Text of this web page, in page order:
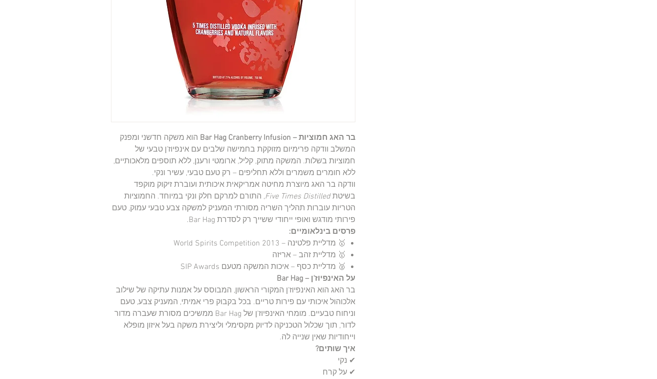
בר האג חמוציות – Bar Hag Cranberry Infusion
הוא משקה חדשני ומפנק
המשלב וודקה פרימיום מזוקקת בחמישה שלבים עם אינפיוז’ן טבעי של
חמוציות בשלות. המשקה מתוק, קליל, ארומטי ורענן, ללא תוספים מלאכותיים,
ללא חומרים משמרים וללא תחליפים – רק טעם טבעי, עשיר ונקי.
וודקה בר האג מיוצרת מחיטה אמריקאית איכותית ועוברת זיקוק מוקפד
בשיטתFive Times Distilled, התורם למרקם חלק ונקי במיוחד. החמוציות
הטריות עוברות תהליך השריה מסורתי המעניק למשקה צבע טבעי עמוק, טעם
פירותי מודגש ואופי ייחודי ששייך רק לסדרת Bar Hag.
פרסים בינלאומיים:
🥇 מדליית פלטינה – World Spirits Competition 2013
🥇 מדליית זהב – אריזה
🥈 מדליית כסף – איכות המשקה מטעם SIP Awards
על האינפיוז'ן – Bar Hag
בר האג הוא האינפיוז'ן המקורי הראשון, המבוסס על אמנות עתיקה של שילוב
אלכוהול איכותי עם פירות טריים. בכל בקבוק פרי אמיתי, המעניק צבע, טעם
וניחוח טבעיים. מומחי האינפיוז'ן של Bar Hag ממשיכים מסורת שעברה מדור
לדור, תוך שכלול הטכניקה לדיוק מקסימלי וליצירת משקה בעל איזון מופלא
וייחודיות שאין שנייה לה.
איך שותים?
✔ נקי
✔ על קרח